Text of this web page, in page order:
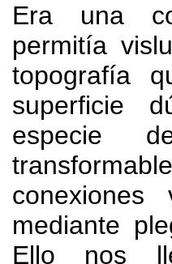
Era una
permitía
topografía
superficie
especie
mediante
Ello nos